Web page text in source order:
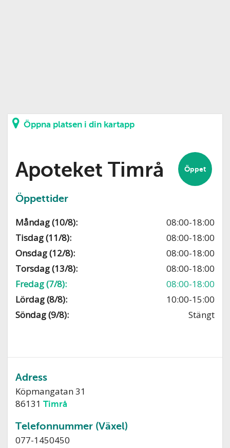
Öppna platsen i din kartapp
Öppet
Apoteket Timrå
Öppettider
Måndag (10/8):
08:00-18:00
Tisdag (11/8):
08:00-18:00
Onsdag (12/8):
08:00-18:00
Torsdag (13/8):
08:00-18:00
Fredag (7/8):
08:00-18:00
Lördag (8/8):
10:00-15:00
Söndag (9/8):
Stängt
Adress
Köpmangatan 31
86131Timrå
Telefonnummer (Växel)
077-1450450